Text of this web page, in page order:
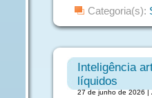
Categoria(s):
Inteligência
líquidos
27 de junho de 2026 |